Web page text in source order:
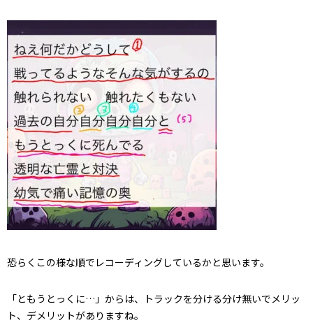
恐らくこの様な順でレコーディングしているかと思います。
「ともうとっくに…」からは、トラックを分ける分け無いでメリッ
ト、デメリットがありますね。